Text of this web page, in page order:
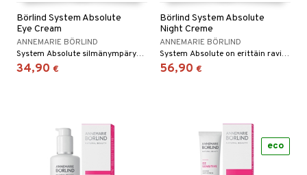
Börlind System Absolute
Eye Cream
ANNEMARIE BÖRLIND
System Absolute silmänympärysvoide on erityisen hoitava herkälle silmänympärysalueelle.
34,90 €
Börlind System Absolute
Night Creme
ANNEMARIE BÖRLIND
System Absolute on erittäin ravitseva ja syvävaikutteinen yövoide.
56,90 €
eco